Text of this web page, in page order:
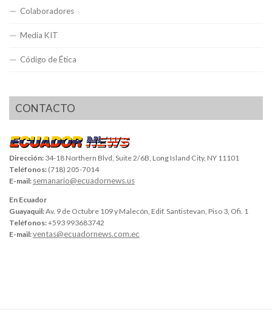
Colaboradores
Media KIT
Código de Ética
CONTACTO
Dirección: 34-18 Northern Blvd, Suite 2/6B, Long Island City, NY 11101
Teléfonos: (718) 205-7014
E-mail: semanario@ecuadornews.us
En Ecuador
Guayaquil:Av. 9 de Octubre 109 y Malecón, Edif. Santistevan, Piso 3, Ofi. 1
Teléfonos:+593 993683742
E-mail:ventas@ecuadornews.com.ec